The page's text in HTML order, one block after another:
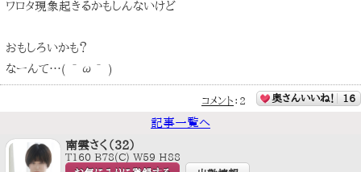
ワロタ現象起きるかもしんないけど
おもしろいかも？
なーんて…( ＾ω＾ )
コメント ： 2 奥さんいいね！ 16
記事一覧へ
南雲さく（32）
T160 B78(C) W59 H88